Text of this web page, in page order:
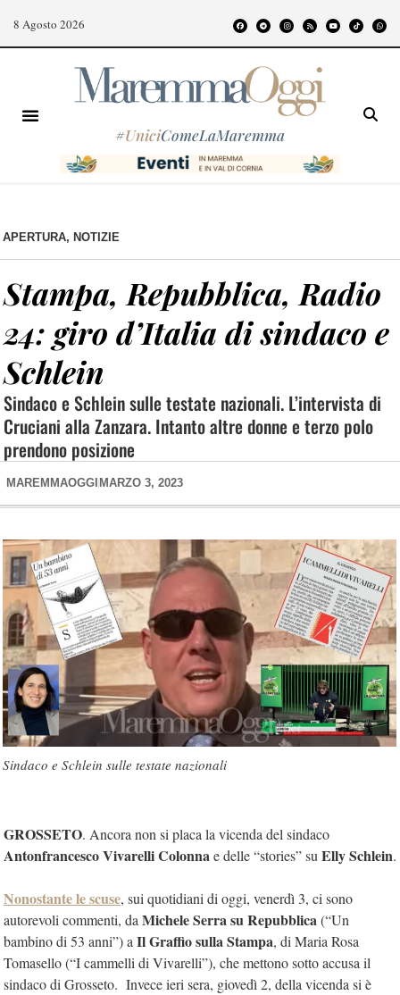
8 Agosto 2026
#UniciComeLaMaremma
APERTURA, NOTIZIE
Stampa, Repubblica, Radio
24: giro d’Italia di sindaco e
Schlein
Sindaco e Schlein sulle testate nazionali. L’intervista di
Cruciani alla Zanzara. Intanto altre donne e terzo polo
prendono posizione
MAREMMAOGGI MARZO 3, 2023
Sindaco e Schlein sulle testate nazionali
GROSSETO. Ancora non si placa la vicenda del sindaco
Antonfrancesco Vivarelli Colonnae delle “stories” su Elly Schlein.
Nonostante le scuse, sui quotidiani di oggi, venerdì 3, ci sono
autorevoli commenti, da Michele Serra su Repubblica(“Un
bambino di 53 anni”) a Il Graffio sulla Stampa, di Maria Rosa
Tomasello (“I cammelli di Vivarelli”), che mettono sotto accusa il
sindaco di Grosseto. Invece ieri sera, giovedì 2, della vicenda si è